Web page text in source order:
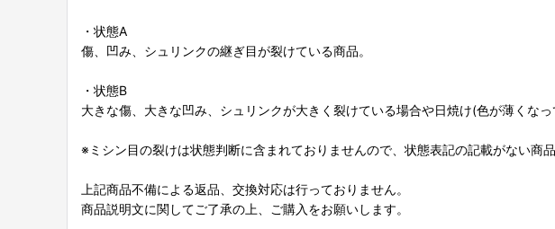
・状態A
傷、凹み、シュリンクの継ぎ目が裂けている商品。
・状態B
大きな傷、大きな凹み、シュリンクが大きく裂けている場合や日焼け(色が薄くなっ
※ミシン目の裂けは状態判断に含まれておりませんので、状態表記の記載がない商
上記商品不備による返品、交換対応は行っておりません。
商品説明文に関してご了承の上、ご購入をお願いします。